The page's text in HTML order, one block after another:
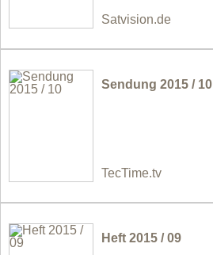
Satvision.de
Sendung 2015 / 10
TecTime.tv
Heft 2015 / 09